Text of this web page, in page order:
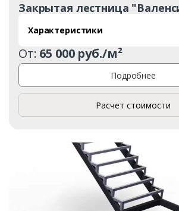
Закрытая лестница
Характеристики
От: 65 000 руб./м²
Подробнее
Расчет стоимости